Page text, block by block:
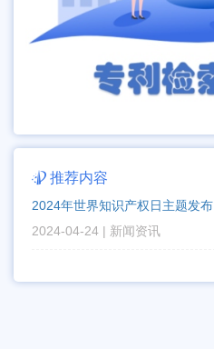
 推荐内容
2024年世界知识产权日主题发布
2024-04-24 | 新闻资讯